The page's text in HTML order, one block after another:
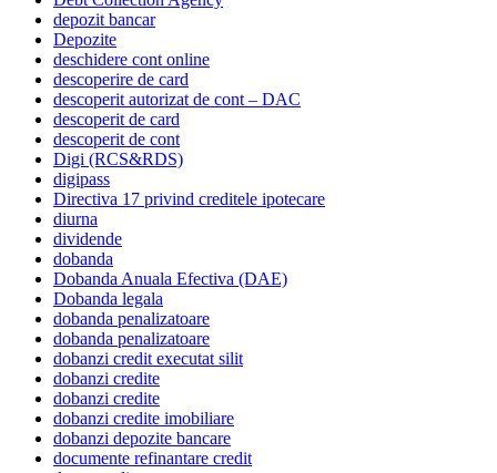
depozit bancar
Depozite
deschidere cont online
descoperire de card
descoperit autorizat de cont – DAC
descoperit de card
descoperit de cont
Digi (RCS&RDS)
digipass
Directiva 17 privind creditele ipotecare
diurna
dividende
dobanda
Dobanda Anuala Efectiva (DAE)
Dobanda legala
dobanda penalizatoare
dobanda penalizatoare
dobanzi credit executat silit
dobanzi credite
dobanzi credite
dobanzi credite imobiliare
dobanzi depozite bancare
documente refinantare credit